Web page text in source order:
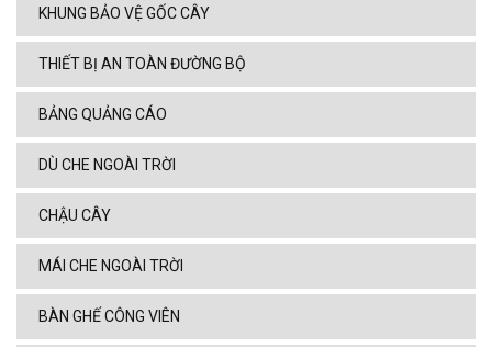
KHUNG BẢO VỆ GỐC CÂY
THIẾT BỊ AN TOÀN ĐƯỜNG BỘ
BẢNG QUẢNG CÁO
DÙ CHE NGOÀI TRỜI
CHẬU CÂY
MÁI CHE NGOÀI TRỜI
BÀN GHẾ CÔNG VIÊN